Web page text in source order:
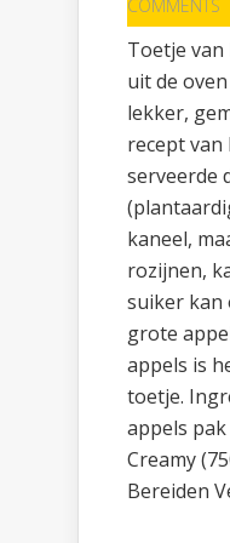
COMMENTS
Toetje van
uit de
lekker,
recept van
serveerde
kaneel,
rozijnen,
suiker kan
grote
appels is
toetje.
appels
Creamy
Bereiden